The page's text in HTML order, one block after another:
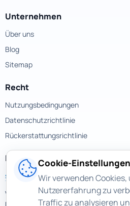
Unternehmen
Über uns
Blog
Sitemap
Recht
Nutzungsbedingungen
Datenschutzrichtlinie
Rückerstattungsrichtlinie
Kontakte
support@magicuneraser.com
Velyka Vasylkivska street, 77a
Cookie-Einstellungen
Wir verwenden Cookies,
Nutzererfahrung zu
Traffic zu analysieren